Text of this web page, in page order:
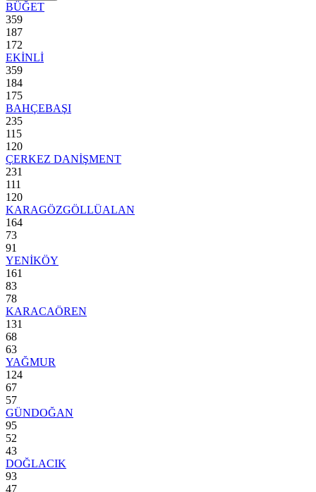
BÜĞET
359
187
172
EKİNLİ
359
184
175
BAHÇEBAŞI
235
115
120
ÇERKEZ DANİŞMENT
231
111
120
KARAGÖZGÖLLÜALAN
164
73
91
YENİKÖY
161
83
78
KARACAÖREN
131
68
63
YAĞMUR
124
67
57
GÜNDOĞAN
95
52
43
DOĞLACIK
93
47